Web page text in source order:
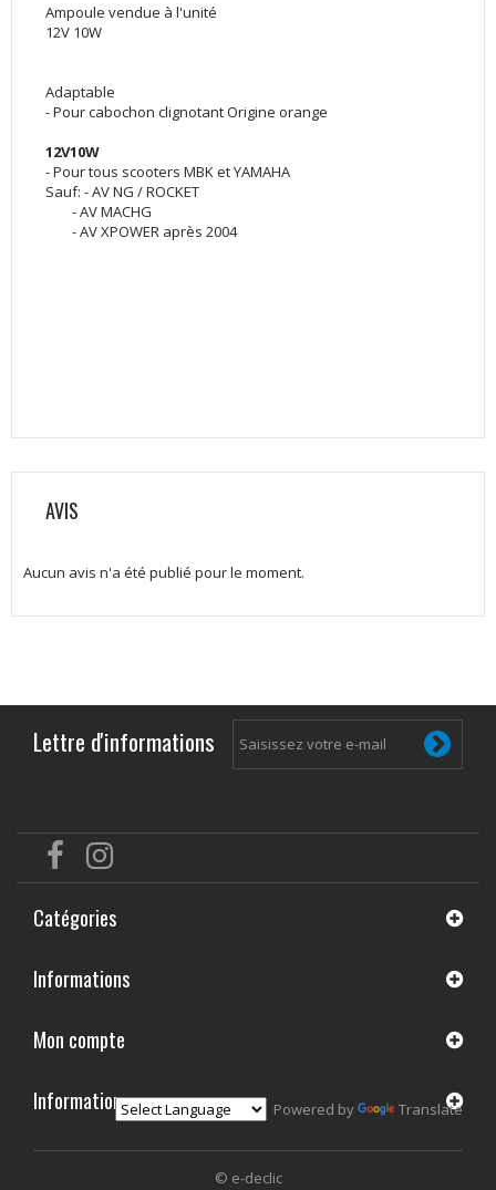
Ampoule vendue à l'unité
12V 10W
Adaptable
- Pour cabochon clignotant Origine orange
12V10W
- Pour tous scooters MBK et YAMAHA
Sauf: - AV NG / ROCKET
- AV MACHG
- AV XPOWER après 2004
AVIS
Aucun avis n'a été publié pour le moment.
Lettre d'informations
Catégories
Informations
© e-declic
Mon compte
Informations Powered by Translate